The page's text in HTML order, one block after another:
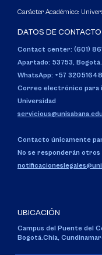
Carácter Académico:
DATOS DE CONTACTO
Contact center: (601)
Apartado: 53753, Bogotá.
WhatsApp: +57
Correo electrónico para
Universidad
Contacto únicamente
No se responderán
UBICACIÓN
Campus del Puente del
Bogotá.Chía,